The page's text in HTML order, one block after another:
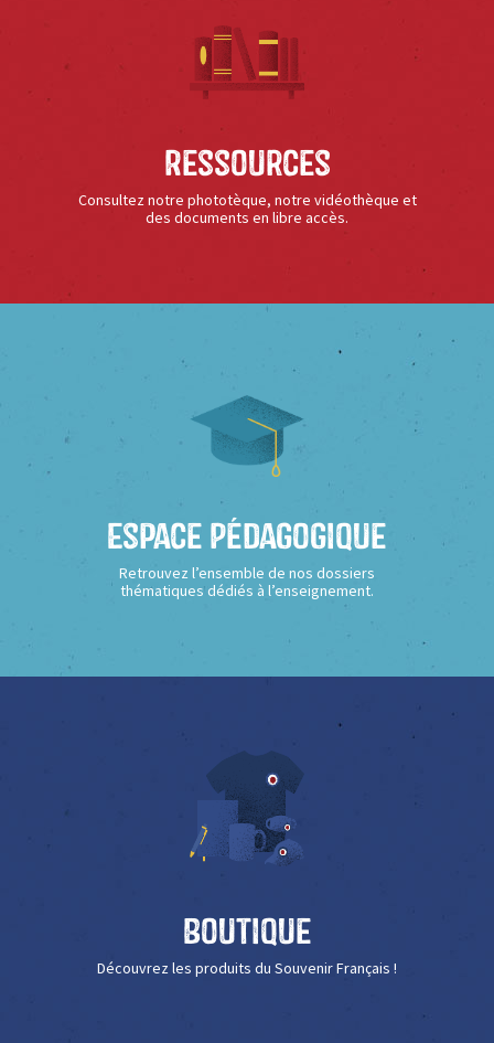
Ressources
Consultez notre phototèque, notre vidéothèque et
des documents en libre accès.
Espace Pédagogique
Retrouvez l’ensemble de nos dossiers
thématiques dédiés à l’enseignement.
Boutique
Découvrez les produits du Souvenir Français !